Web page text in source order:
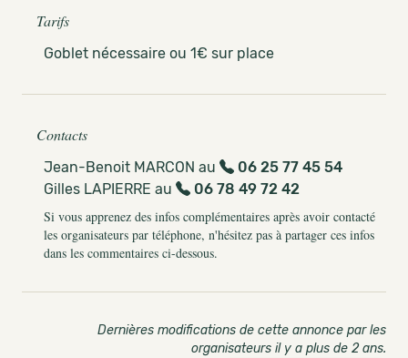
Tarifs
Goblet nécessaire ou 1€ sur place
Contacts
Jean-Benoit MARCON au
06 25 77 45 54
Gilles LAPIERRE au
06 78 49 72 42
Si vous apprenez des infos complémentaires après avoir contacté
les organisateurs par téléphone, n'hésitez pas à partager ces infos
dans les commentaires ci-dessous.
Dernières modifications de cette annonce par les
organisateurs il y a plus de 2 ans.